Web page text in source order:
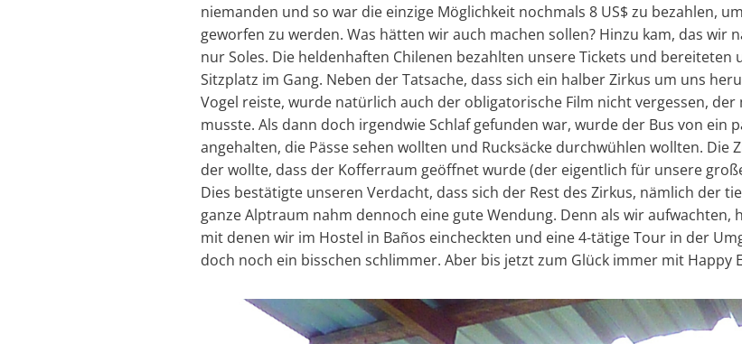
niemanden und so war die einzige Möglichkeit nochmals 8 US$ zu bezahlen,
geworfen zu werden. Was hätten wir auch machen sollen? Hinzu kam, das wir
nur Soles. Die heldenhaften Chilenen bezahlten unsere Tickets und
Sitzplatz im Gang. Neben der Tatsache, dass sich ein halber Zirkus um uns
Vogel reiste, wurde natürlich auch der obligatorische Film nicht vergessen,
musste. Als dann doch irgendwie Schlaf gefunden war, wurde der Bus von ein
angehalten, die Pässe sehen wollten und Rucksäcke durchwühlen wollten. Die
der wollte, dass der Kofferraum geöffnet wurde (der eigentlich für unsere
Dies bestätigte unseren Verdacht, dass sich der Rest des Zirkus, nämlich der
ganze Alptraum nahm dennoch eine gute Wendung. Denn als wir aufwachten,
mit denen wir im Hostel in Baños eincheckten und eine 4-tätige Tour in der
doch noch ein bisschen schlimmer. Aber bis jetzt zum Glück immer mit Happy